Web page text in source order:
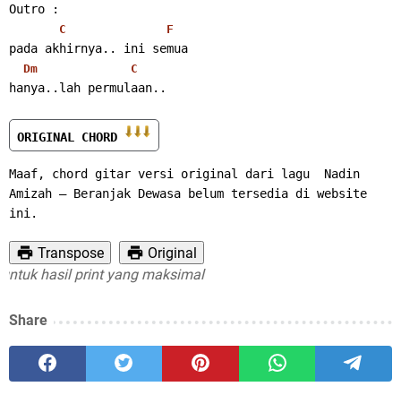
Outro :
C F
pada akhirnya.. ini semua
Dm C
hanya..lah permulaan..
ORIGINAL CHORD
Maaf, chord gitar versi original dari lagu  Nadin
Amizah – Beranjak Dewasa belum tersedia di website
ini.
Transpose
Original
hasil print yang maksimal
Share